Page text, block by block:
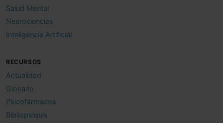
Salud Mental
Neurociencias
Inteligencia Artificial
RECURSOS
Actualidad
Glosario
Psicofármacos
Bibliopsiquis